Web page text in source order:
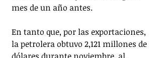
mes de un año antes.
En tanto que, por las exportaciones,
la petrolera obtuvo 2,121 millones de